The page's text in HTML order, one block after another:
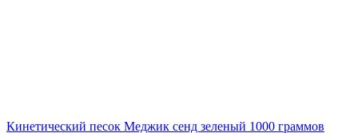
Кинетический песок Меджик сенд зеленый 1000 граммов